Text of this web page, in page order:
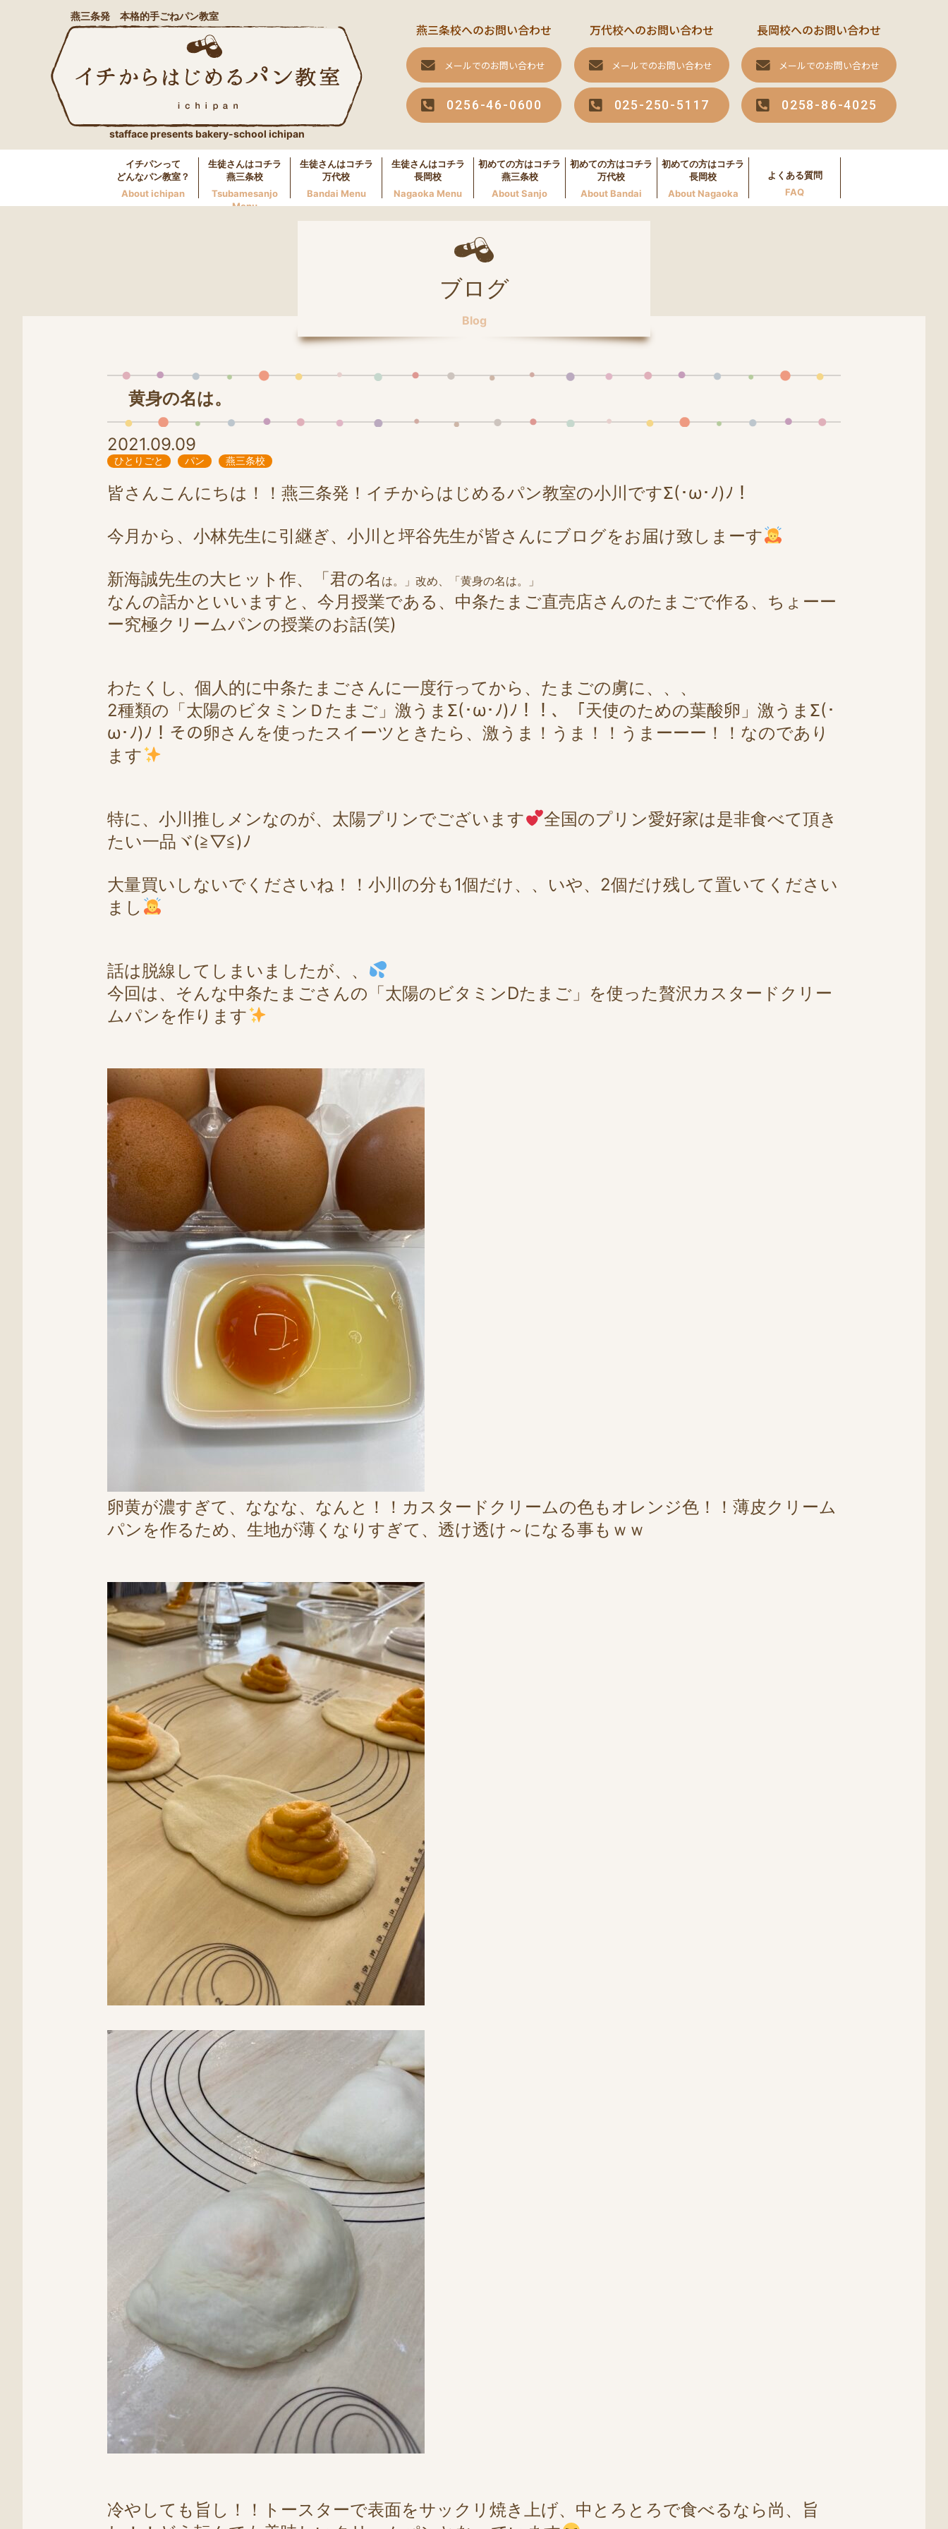
燕三条発 本格的手ごねパン教室
stafface presents bakery-school ichipan
燕三条校へのお問い合わせ
メールでのお問い合わせ
0256-46-0600
万代校へのお問い合わせ
メールでのお問い合わせ
025-250-5117
長岡校へのお問い合わせ
メールでのお問い合わせ
0258-86-4025
イチパンって
どんなパン教室？
About ichipan
生徒さんはコチラ
燕三条校
Tsubamesanjo
Menu
生徒さんはコチラ
万代校
Bandai Menu
生徒さんはコチラ
長岡校
Nagaoka Menu
初めての方はコチラ
燕三条校
About Sanjo
初めての方はコチラ
万代校
About Bandai
初めての方はコチラ
長岡校
About Nagaoka
よくある質問
FAQ
ブログ
Blog
黄身の名は。
2021.09.09
ひとりごと パン 燕三条校
皆さんこんにちは！！燕三条発！イチからはじめるパン教室の小川ですΣ(･ω･ﾉ)ﾉ！
今月から、小林先生に引継ぎ、小川と坪谷先生が皆さんにブログをお届け致しまーす
新海誠先生の大ヒット作、「君の名 は。」改め、「黄身の名は。」
なんの話かといいますと、今月授業である、中条たまご直売店さんのたまごで作る、ちょーー
ー究極クリームパンの授業のお話(笑)
わたくし、個人的に中条たまごさんに一度行ってから、たまごの虜に、、、
2種類の「太陽のビタミンＤたまご」激うまΣ(･ω･ﾉ)ﾉ！！、「天使のための葉酸卵」激うまΣ(･
ω･ﾉ)ﾉ！その卵さんを使ったスイーツときたら、激うま！うま！！うまーーー！！なのであり
ます
特に、小川推しメンなのが、太陽プリンでございます
全国のプリン愛好家は是非食べて頂き
たい一品ヾ(≧▽≦)ﾉ
大量買いしないでくださいね！！小川の分も1個だけ、、いや、2個だけ残して置いてください
まし
話は脱線してしまいましたが、、
今回は、そんな中条たまごさんの「太陽のビタミンDたまご」を使った贅沢カスタードクリー
ムパンを作ります
卵黄が濃すぎて、ななな、なんと！！カスタードクリームの色もオレンジ色！！薄皮クリーム
パンを作るため、生地が薄くなりすぎて、透け透け～になる事もｗｗ
冷やしても旨し！！トースターで表面をサックリ焼き上げ、中とろとろで食べるなら尚、旨